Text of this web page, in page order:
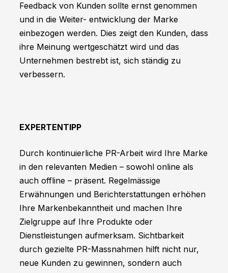
Feedback von Kunden sollte ernst genommen
und in die Weiter- entwicklung der Marke
einbezogen werden. Dies zeigt den Kunden, dass
ihre Meinung wertgeschätzt wird und das
Unternehmen bestrebt ist, sich ständig zu
verbessern.
EXPERTENTIPP
Durch kontinuierliche PR-Arbeit wird Ihre Marke
in den relevanten Medien – sowohl online als
auch offline – präsent. Regelmässige
Erwähnungen und Berichterstattungen erhöhen
Ihre Markenbekanntheit und machen Ihre
Zielgruppe auf Ihre Produkte oder
Dienstleistungen aufmerksam. Sichtbarkeit
durch gezielte PR-Massnahmen hilft nicht nur,
neue Kunden zu gewinnen, sondern auch